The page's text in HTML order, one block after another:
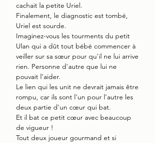
cachait la petite Uriel.
Finalement, le diagnostic est tombé,
Uriel est sourde.
Imaginez-vous les tourments du petit
Ulan qui a dût tout bébé commencer à
veiller sur sa sœur pour qu'il ne lui arrive
rien. Personne d'autre que lui ne
pouvait l'aider.
Le lien qui les unit ne devrait jamais être
rompu, car ils sont l'un pour l'autre les
deux partie d'un cœur qui bat.
Et il bat ce petit cœur avec beaucoup
de vigueur !
Tout deux joueur gourmand et si